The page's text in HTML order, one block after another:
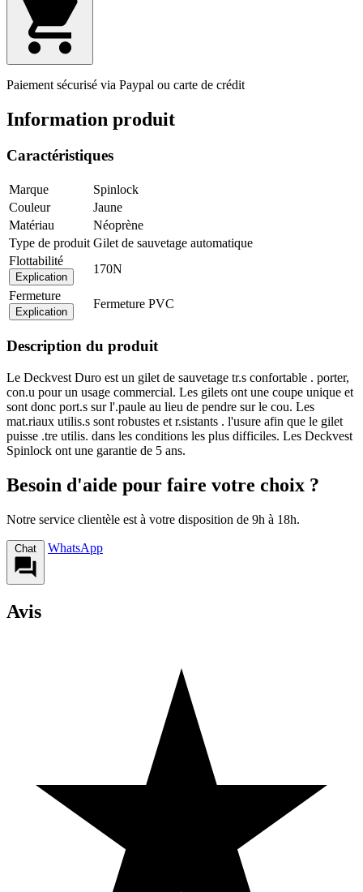
Paiement sécurisé via Paypal ou carte de crédit
Information produit
Caractéristiques
Marque
Spinlock
Couleur
Jaune
Matériau
Néoprène
Type de produit Gilet de sauvetage automatique
Flottabilité
Explication
170N
Fermeture
Explication
Fermeture PVC
Description du produit
Le Deckvest Duro est un gilet de sauvetage tr.s confortable . porter,
con.u pour un usage commercial. Les gilets ont une coupe unique et
sont donc port.s sur l'.paule au lieu de pendre sur le cou. Les
mat.riaux utilis.s sont robustes et r.sistants . l'usure afin que le gilet
puisse .tre utilis. dans les conditions les plus difficiles. Les Deckvest
Spinlock ont une garantie de 5 ans.
Besoin d'aide pour faire votre choix ?
Notre service clientèle est à votre disposition de 9h à 18h.
Chat WhatsApp
Avis